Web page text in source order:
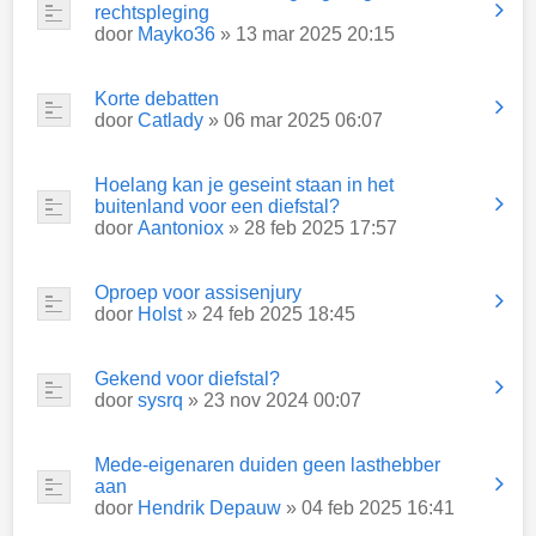
rechtspleging
door Mayko36 » 13 mar 2025 20:15
Korte debatten
door Catlady » 06 mar 2025 06:07
Hoelang kan je geseint staan in het
buitenland voor een diefstal?
door Aantoniox » 28 feb 2025 17:57
Oproep voor assisenjury
door Holst» 24 feb 2025 18:45
Gekend voor diefstal?
door sysrq » 23 nov 2024 00:07
Mede-eigenaren duiden geen lasthebber
aan
door Hendrik Depauw » 04 feb 2025 16:41